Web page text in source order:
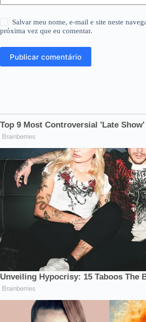
Salvar meu nome, e-mail e site neste
próxima vez que eu comentar.
Publicar comentário